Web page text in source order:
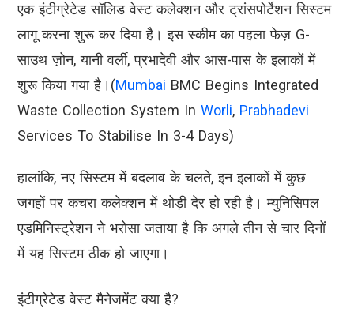
एक इंटीग्रेटेड सॉलिड वेस्ट कलेक्शन और ट्रांसपोर्टेशन सिस्टम
लागू करना शुरू कर दिया है। इस स्कीम का पहला फेज़ G-
साउथ ज़ोन, यानी वर्ली, प्रभादेवी और आस-पास के इलाकों में
शुरू किया गया है।(Mumbai BMC Begins Integrated
Waste Collection System In Worli, Prabhadevi
Services To Stabilise In 3-4 Days)
हालांकि, नए सिस्टम में बदलाव के चलते, इन इलाकों में कुछ
जगहों पर कचरा कलेक्शन में थोड़ी देर हो रही है। म्युनिसिपल
एडमिनिस्ट्रेशन ने भरोसा जताया है कि अगले तीन से चार दिनों
में यह सिस्टम ठीक हो जाएगा।
इंटीग्रेटेड वेस्ट मैनेजमेंट क्या है?